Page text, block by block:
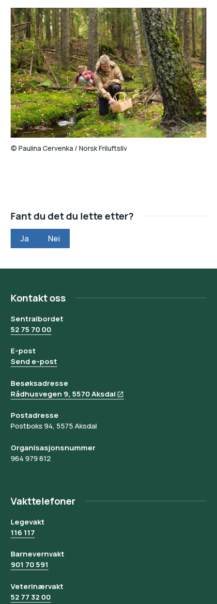
Paulina Cervenka / Norsk Friluftsliv
Fant du det du lette etter?
Ja Nei
Kontakt oss
Sentralbordet
52 75 70 00
E-post
Send e-post
Besøksadresse
Rådhusvegen 9, 5570 Aksdal
Postadresse
Postboks 94, 5575 Aksdal
Organisasjonsnummer
964 979 812
Vakttelefoner
Legevakt
116 117
Barnevernvakt
901 70 591
Veterinærvakt
52 77 32 00